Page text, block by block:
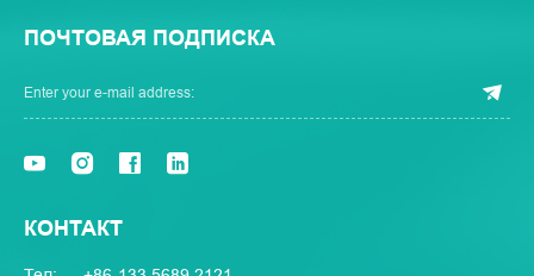
ПОЧТОВАЯ ПОДПИСКА
КОНТАКТ